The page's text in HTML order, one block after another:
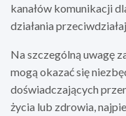
kanałów komunikacji
działania
Na szczególną uwagę
mogą okazać się
doświadczających
życia lub zdrowia,